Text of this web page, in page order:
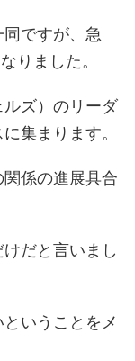
ですが、急
りました。
ズ）のリーダ
集まります。
係の進展具合
だと言いまし
いうことをメ